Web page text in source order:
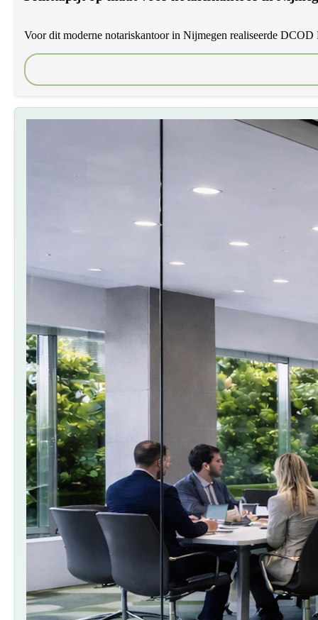
Voor dit moderne notariskantoor in Nijmegen realiseerde